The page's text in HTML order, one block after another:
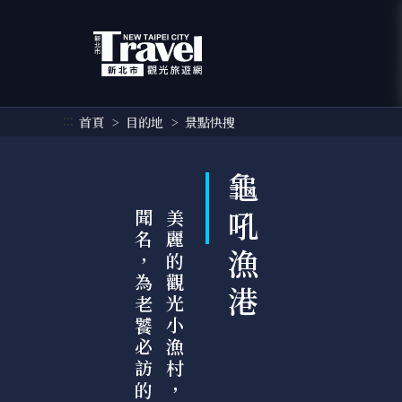
::: 首頁 目的地 景點快搜
龜吼漁港
港